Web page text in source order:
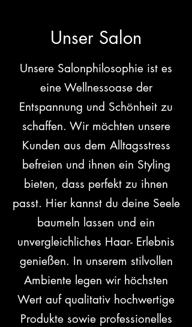
Unser Salon
Unsere Salonphilosophie ist es
eine Wellnessoase der
Entspannung und Schönheit zu
schaffen. Wir möchten unsere
Kunden aus dem Alltagsstress
befreien und ihnen ein Styling
bieten, dass perfekt zu ihnen
passt. Hier kannst du deine Seele
baumeln lassen und ein
unvergleichliches Haar- Erlebnis
genießen. In unserem stilvollen
Ambiente legen wir höchsten
Wert auf qualitativ hochwertige
Produkte sowie professionelles